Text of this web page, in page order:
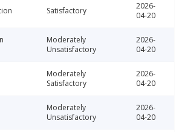
Satisfactory
2026-
04-20
Moderately
Unsatisfactory
2026-
04-20
Moderately
Satisfactory
2026-
04-20
Moderately
Unsatisfactory
2026-
04-20